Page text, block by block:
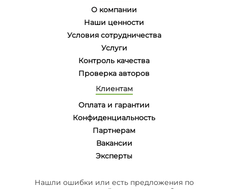
О компании
Наши ценности
Условия сотрудничества
Услуги
Контроль качества
Проверка авторов
Клиентам
Оплата и гарантии
Конфиденциальность
Партнерам
Вакансии
Эксперты
Нашли ошибки или есть предложения по